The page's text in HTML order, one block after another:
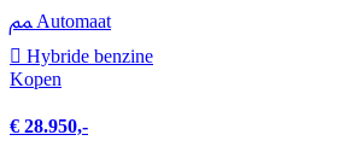
Automaat
Hybride benzine
Kopen
€ 28.950,-